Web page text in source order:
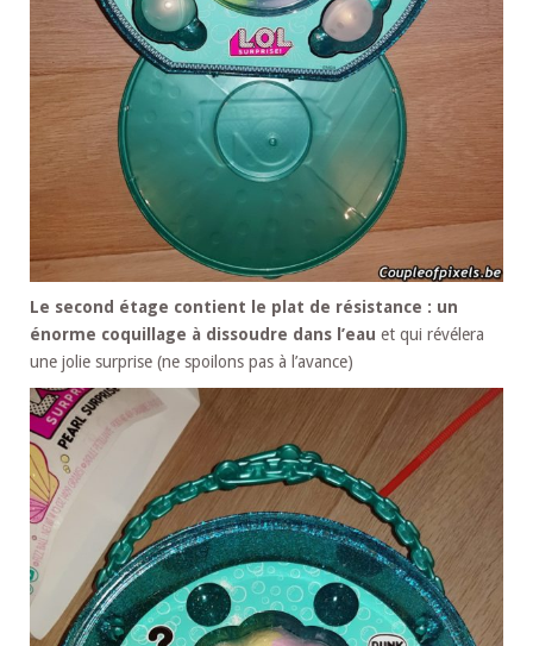
Le second étage contient le plat de résistance : un
énorme coquillage à dissoudre dans l’eau et qui révélera
une jolie surprise (ne spoilons pas à l’avance)